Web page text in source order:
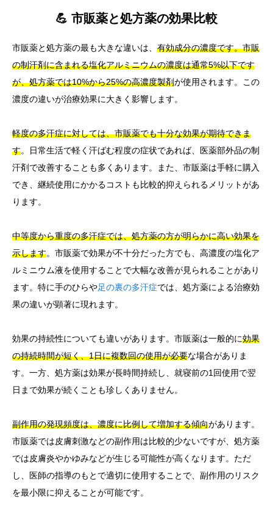
💪 市販薬と処方薬の効果比較
市販薬と処方薬の最も大きな違いは、 有効成分の濃度です。市販
の制汗剤に含まれる塩化アルミニウムの濃度は通常5%以下です
が、処方薬では10%から25%の高濃度製剤が使用されます。この
濃度の違いが治療効果に大きく影響します。
軽度の多汗症に対しては、市販薬でも十分な効果が期待できま
す。日常生活で軽く汗ばむ程度の症状であれば、医薬部外品の制
汗剤で改善することも多くあります。また、市販薬は手軽に購入
でき、継続使用にかかるコストも比較的抑えられるメリットがあ
ります。
中等度から重度の多汗症では、処方薬の方が明らかに高い効果を
示します。市販薬で効果が不十分だった方でも、高濃度の塩化ア
ルミニウム液を使用することで大幅な改善が見られることがあり
ます。特に手のひらや足の裏の多汗症では、処方薬による治療効
果の違いが顕著に現れます。
効果の持続性についても違いがあります。市販薬は一般的に効果
の持続時間が短く、1日に複数回の使用が必要な場合がありま
す。一方、処方薬は効果が長時間持続し、就寝前の1回使用で翌
日まで効果が続くことも珍しくありません。
副作用の発現頻度は、濃度に比例して増加する傾向があります。
市販薬では皮膚刺激などの副作用は比較的少ないですが、処方薬
では皮膚炎やかゆみなどが生じる可能性が高くなります。ただ
し、医師の指導のもとで適切に使用することで、副作用のリスク
を最小限に抑えることが可能です。